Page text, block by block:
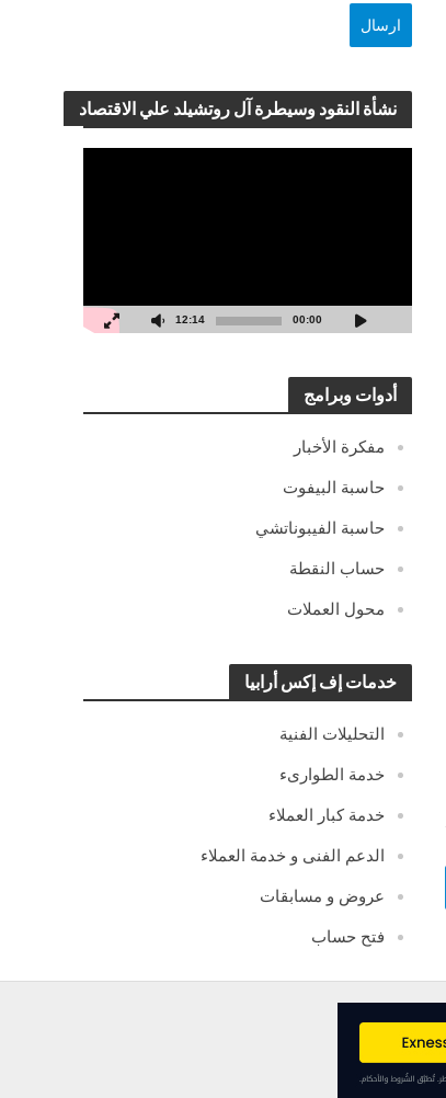
نشأة النقود وسيطرة آل روتشيلد علي الاقتصاد
00:00
12:14
أدوات وبرامج
مفكرة الأخبار
حاسبة البيفوت
حاسبة الفيبوناتشي
حساب النقطة
محول العملات
خدمات إف إكس أرابيا
التحليلات الفنية
خدمة الطوارىء
خدمة كبار العملاء
الدعم الفنى و خدمة العملاء
عروض و مسابقات
فتح حساب